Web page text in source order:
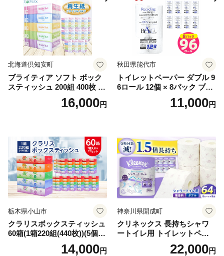
北海道倶知安町
ブライティア ソフト ボック
スティッシュ 200組 400枚 60
箱 日本製 まとめ買い ティッ
シュ リサイクル 長持 防災 常
倶知安町 日用品
16,000円
秋田県能代市
トイレットペーパー ダブル 9
6ロール 12個 × 8パック ブラ
ンカ 再生紙 100％ 芯あり 日
用品 消耗品 無香料 生活用品
11,000円
栃木県小山市
クラリスボックスティッシュ
60箱(1箱220組(440枚))(5個入
り×12セット)【1256759】
14,000円
神奈川県開成町
クリネックス 長持ちシャワ
ートイレ用 トイレットペー
パー（ダブル）64ロール(8ロ
ール×8パック) 開成町 トイレ
22,000円